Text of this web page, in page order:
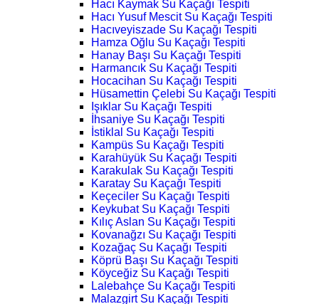
Hacı Kaymak Su Kaçağı Tespiti
Hacı Yusuf Mescit Su Kaçağı Tespiti
Hacıveyiszade Su Kaçağı Tespiti
Hamza Oğlu Su Kaçağı Tespiti
Hanay Başı Su Kaçağı Tespiti
Harmancık Su Kaçağı Tespiti
Hocacihan Su Kaçağı Tespiti
Hüsamettin Çelebi Su Kaçağı Tespiti
Işıklar Su Kaçağı Tespiti
İhsaniye Su Kaçağı Tespiti
İstiklal Su Kaçağı Tespiti
Kampüs Su Kaçağı Tespiti
Karahüyük Su Kaçağı Tespiti
Karakulak Su Kaçağı Tespiti
Karatay Su Kaçağı Tespiti
Keçeciler Su Kaçağı Tespiti
Keykubat Su Kaçağı Tespiti
Kılıç Aslan Su Kaçağı Tespiti
Kovanağzı Su Kaçağı Tespiti
Kozağaç Su Kaçağı Tespiti
Köprü Başı Su Kaçağı Tespiti
Köyceğiz Su Kaçağı Tespiti
Lalebahçe Su Kaçağı Tespiti
Malazgirt Su Kaçağı Tespiti